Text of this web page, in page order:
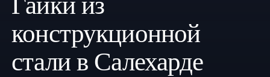
конструкционной
стали в Салехарде